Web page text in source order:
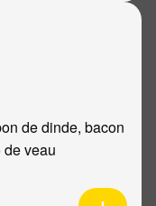
de dinde, bacon
veau